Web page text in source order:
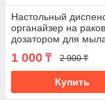
Настольный
органайзер на
дозатором для
1 000 ₸ 2 900 ₸
Купить